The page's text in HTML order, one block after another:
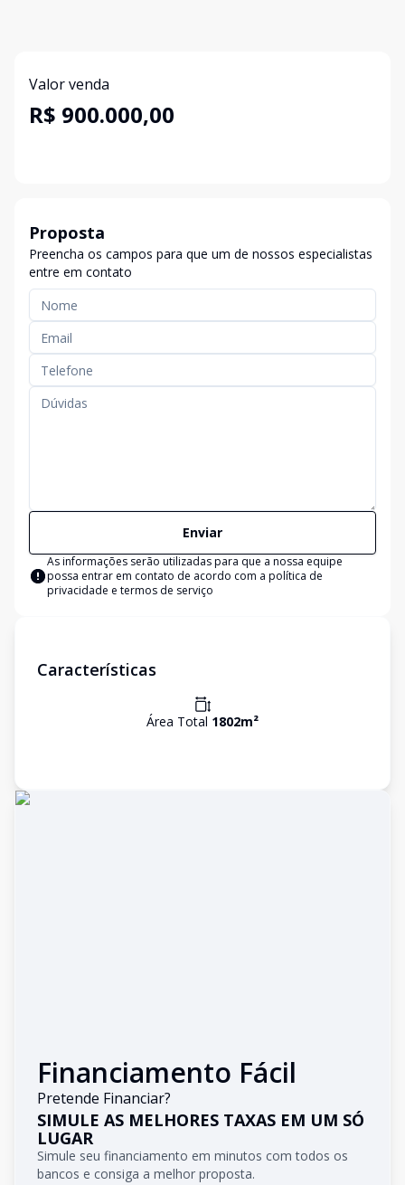
Valor venda
R$ 900.000,00
Proposta
Preencha os campos para que um de nossos especialistas
entre em contato
Enviar
As informações serão utilizadas para que a nossa equipe
possa entrar em contato de acordo com a política de
privacidade e termos de serviço
Características
Área Total 1802m²
Financiamento Fácil
Pretende Financiar?
SIMULE AS MELHORES TAXAS EM UM SÓ
LUGAR
Simule seu financiamento em minutos com todos os
bancos e consiga a melhor proposta.